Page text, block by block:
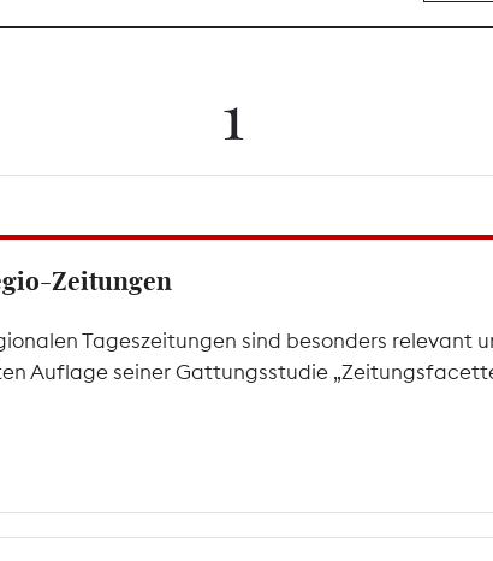
1
Zeitungen
Tageszeitungen sind besonders relevant
Auflage seiner Gattungsstudie